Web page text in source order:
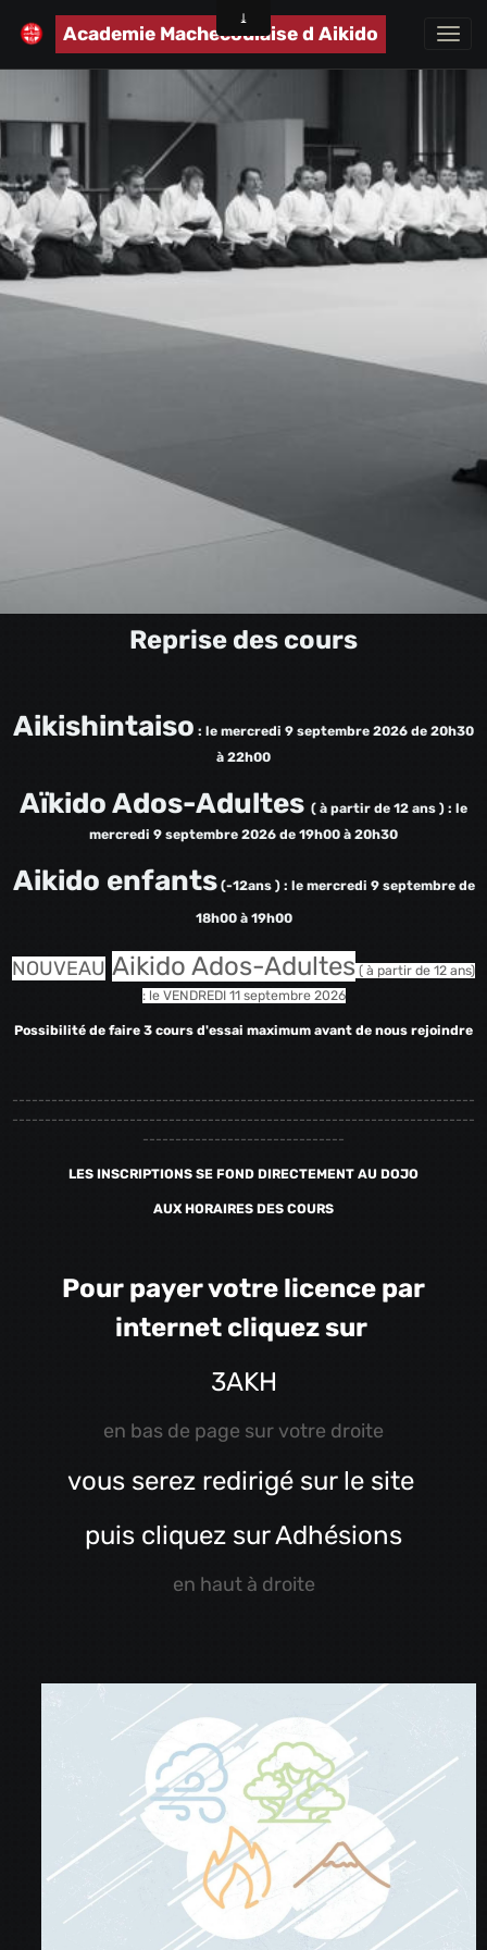
Academie Machecoulaise d Aikido
Reprise des cours
Aikishintaiso : le mercredi 9 septembre 2026 de 20h30
à 22h00
Aïkido Ados-Adultes ( à partir de 12 ans ) : le
mercredi 9 septembre 2026 de 19h00 à 20h30
Aikido enfants(-12ans ) : le mercredi 9 septembre de
18h00 à 19h00
NOUVEAU Aikido Ados-Adultes ( à partir de 12 ans)
: le VENDREDI 11 septembre 2026
Possibilité de faire 3 cours d'essai maximum avant de nous rejoindre
-----------------------------------------------------------------------
-----------------------------------------------------------------------
-------------------------------
LES INSCRIPTIONS SE FOND DIRECTEMENT AU DOJO
AUX HORAIRES DES COURS
Pour payer votre licence par
internet cliquez sur
3AKH
en bas de page sur votre droite
vous serez redirigé sur le site
puis cliquez sur Adhésions
en haut à droite